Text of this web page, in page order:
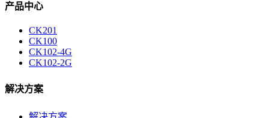
产品中心
CK201
CK100
CK102-4G
CK102-2G
解决方案